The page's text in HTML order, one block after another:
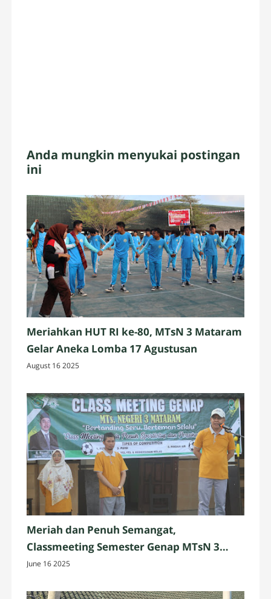
Anda mungkin menyukai postingan
ini
Meriahkan HUT RI ke-80, MTsN 3 Mataram
Gelar Aneka Lomba 17 Agustusan
August 16 2025
Meriah dan Penuh Semangat,
Classmeeting Semester Genap MTsN 3
Mataram Resmi Dibuka, Usung Tema
June 16 2025